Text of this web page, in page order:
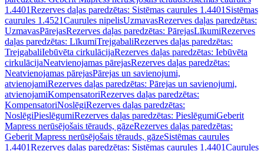
1.4401Rezerves daļas paredzētas: Sistēmas caurules 1.4401 Sistēmas
caurules 1.4521Caurules nipelisUzmavasRezerves daļas paredzētas:
UzmavasPārejasRezerves daļas paredzētas: PārejasLīkumiRezerves
daļas paredzētas: LīkumiTrejgabaliRezerves daļas paredzētas:
TrejgabaliIebūvēta cirkulācijaRezerves daļas paredzētas: Iebūvēta
cirkulācijaNeatvienojamas pārejasRezerves daļas paredzētas:
Neatvienojamas pārejasPārejas un savienojumi,
atvienojamiRezerves daļas paredzētas: Pārejas un savienojumi,
atvienojamiKompensatoriRezerves daļas paredzētas:
KompensatoriNoslēgiRezerves daļas paredzētas:
NoslēgiPieslēgumiRezerves daļas paredzētas: PieslēgumiGeberit
Mapress nerūsējošais tērauds, gāzeRezerves daļas paredzētas:
Geberit Mapress nerūsējošais tērauds, gāzeSistēmas caurules
1.4401Rezerves daļas paredzētas: Sistēmas caurules 1.4401Caurules